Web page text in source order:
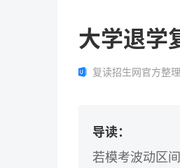
大学退学
复读招生网官方整理
导读：
若模考波动区